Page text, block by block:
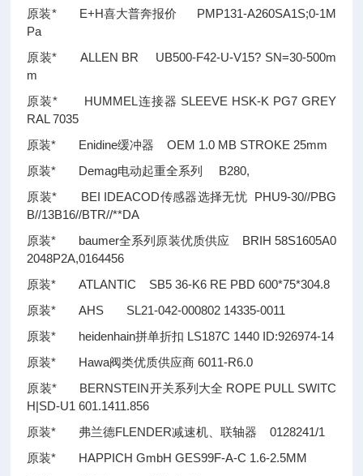
原装* E+H喜大普奔报价 PMP131-A260SA1S;0-1M
Pa
原装* ALLEN BR UB500-F42-U-V15? SN=30-500m
m
原装* HUMMEL连接器 SLEEVE HSK-K PG7 GREY
RAL 7035
原装* Enidine缓冲器 OEM 1.0 MB STROKE 25mm
原装* Demag电动起重全系列 B280,
原装* BEI IDEACOD传感器选择无忧 PHU9-30//PBG
B//13B16//BTR//**DA
原装* baumer全系列原装优质供应 BRIH 58S1605A0
2048P2A,0164456
原装* ATLANTIC SB5 36-K6 RE PBD 600*75*304.8
原装* AHS SL21-042-000802 14335-0011
原装* heidenhain拼单折扣 LS187C 1440 ID:926974-14
原装* Hawa阀类优质供应商 6011-R6.0
原装* BERNSTEIN开关系列大全 ROPE PULL SWITC
H|SD-U1 601.1411.856
原装* 弗兰德FLENDER减速机、联轴器 0128241/1
原装* HAPPICH GmbH GES99F-A-C 1.6-2.5MM